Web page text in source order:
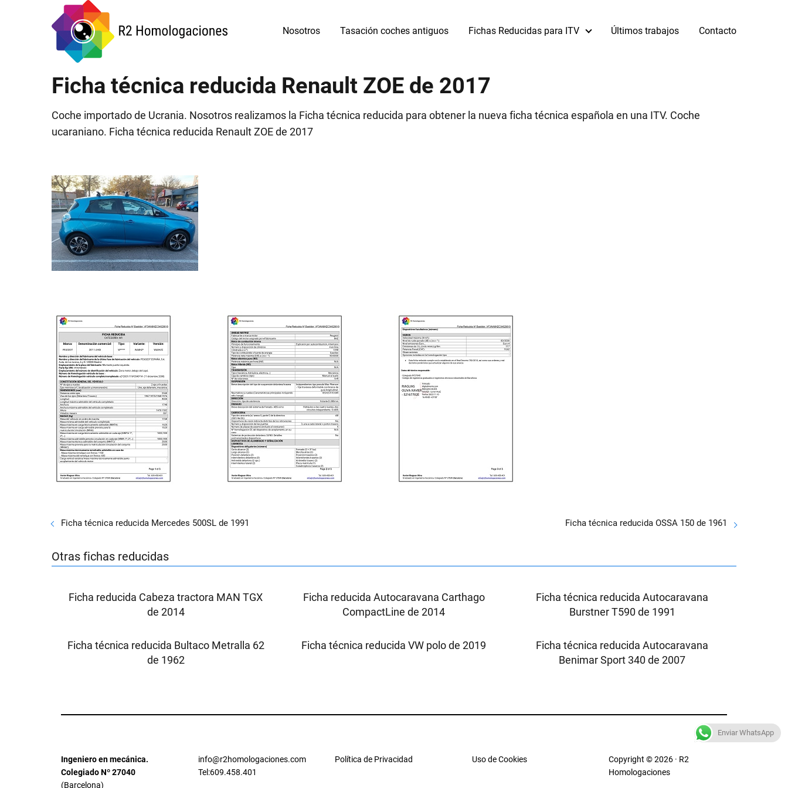
Nosotros Tasación coches antiguos Fichas Reducidas para ITV Últimos trabajos Contacto
Ficha técnica reducida Renault ZOE de 2017
Coche importado de Ucrania. Nosotros realizamos la Ficha técnica reducida para obtener la nueva ficha técnica española en una ITV. Coche
ucaraniano. Ficha técnica reducida Renault ZOE de 2017
Ficha técnica reducida Mercedes 500SL de 1991 Ficha técnica reducida OSSA 150 de 1961
Otras fichas reducidas
Ficha reducida Cabeza tractora MAN TGX
de 2014
Ficha reducida Autocaravana Carthago
CompactLine de 2014
Ficha técnica reducida Autocaravana
Burstner T590 de 1991
Ficha técnica reducida Bultaco Metralla 62
de 1962
Ficha técnica reducida VW polo de 2019
Ficha técnica reducida Autocaravana
Benimar Sport 340 de 2007
Ingeniero en mecánica.
Colegiado Nº 27040
(Barcelona)
info@r2homologaciones.com
Tel:609.458.401
Política de Privacidad Uso de Cookies
Copyright © 2026 · R2
Homologaciones
Enviar WhatsApp